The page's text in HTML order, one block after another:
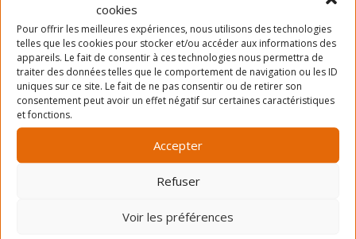
cookies
Pour offrir les meilleures expériences, nous utilisons des technologies
telles que les cookies pour stocker et/ou accéder aux informations des
appareils. Le fait de consentir à ces technologies nous permettra de
traiter des données telles que le comportement de navigation ou les ID
uniques sur ce site. Le fait de ne pas consentir ou de retirer son
consentement peut avoir un effet négatif sur certaines caractéristiques
et fonctions.
Accepter
Refuser
Voir les préférences
Dernières nouvelles
La période d’inscription automne 2026
Camp de jour été- distribution des chandails et
cartes